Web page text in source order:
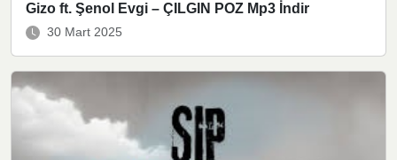
Gizo ft. Şenol Evgi – ÇILGIN POZ Mp3 İndir
30 Mart 2025